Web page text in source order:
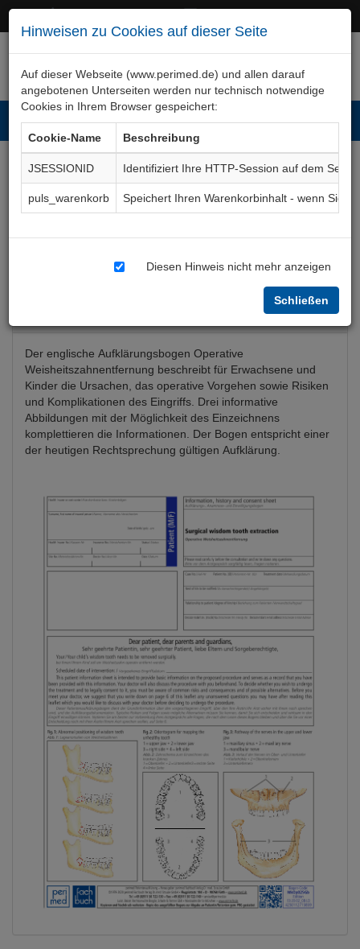
Hinweisen zu Cookies auf dieser Seite
Auf dieser Webseite (www.perimed.de) und allen darauf
angebotenen Unterseiten werden nur technisch notwendige
Cookies in Ihrem Browser gespeichert:
Cookie-Name
Beschreibung
JSESSIONID
Identifiziert Ihre HTTP-Session auf dem Server
puls_warenkorb
Speichert Ihren Warenkorbinhalt - wenn Sie
Diesen Hinweis nicht mehr anzeigen
Schließen
Weisheitszahnentfernung,
operativ (englisch)
Aufklärungsbogen
Der englische Aufklärungsbogen Operative
Weisheitszahnentfernung beschreibt für Erwachsene und
Kinder die Ursachen, das operative Vorgehen sowie Risiken
und Komplikationen des Eingriffs. Drei informative
Abbildungen mit der Möglichkeit des Einzeichnens
komplettieren die Informationen. Der Bogen entspricht einer
der heutigen Rechtsprechung gültigen Aufklärung.